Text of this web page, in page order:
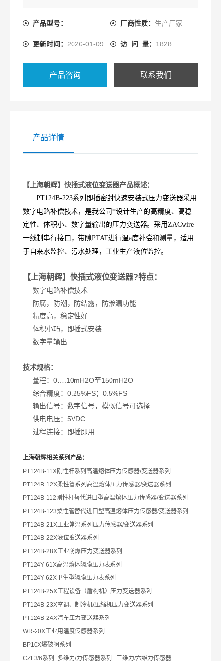
产液位监控。
产品型号： 厂商性质： 生产厂家
更新时间： 2026-01-09 访 问 量： 1828
产品咨询 联系我们
产品详情
【上海朝辉】快插式液位变送器产品概述：
PT124B-223系列即插密封快速安装式压力变送器采用
数字电路补偿技术，是我公司*设计生产的高精度、高稳
定性、体积小、数字量输出的压力变送器。采用ZACwire
一线制串行接口，带隙PTAT进行温a度补偿和测量，适用
于自来水监控、污水处理，工业生产液位监控。
【上海朝辉】快插式液位变送器?特点：
数字电路补偿技术
防腐，防潮，防结露，防渗漏功能
精度高，稳定性好
体积小巧，即插式安装
数字量输出
技术规格：
量程：0….10mH2O至150mH2O
综合精度：0.25%FS；0.5%FS
输出信号：数字信号，模似信号可选择
供电电压：5VDC
过程连接：即插即用
上海朝辉相关系列产品：
PT124B-11X刚性杆系列高温熔体压力传感器/变送器系列
PT124B-12X柔性管系列高温熔体压力传感器/变送器系列
PT124B-112 刚性杆替代进口型高温熔体压力传感器/变送器系列
PT124B-123柔性管替代进口型高温熔体压力传感器/变送器系列
PT124B-21X工业常温系列压力传感器/变送器系列
PT124B-22X液位变送器系列
PT124B-28X工业防爆压力变送器系列
PT124Y-61X高温熔体隔膜压力表系列
PT124Y-62X 卫生型隔膜压力表系列
PT124B-25X工程设备（盾构机）压力变送器系列
PT124B-23X空调、制冷机/压缩机压力变送器系列
PT124B-24X汽车压力变送器系列
WR-20X工业用温度传感器系列
BP10X爆破阀系列
CZL3/6系列 多维力/力传感器系列 三维力/六维力传感器